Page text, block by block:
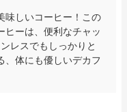
味しいコーヒー！この
ヒーは、便利なチャッ
レスでもしっかりと
、体にも優しいデカフ